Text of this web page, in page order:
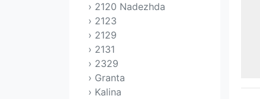
› 2120 Nadezhda
› 2123
› 2129
› 2131
› 2329
› Granta
› Kalina